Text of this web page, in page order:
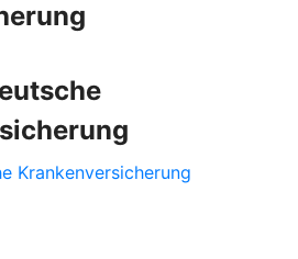
Krankenversicherung